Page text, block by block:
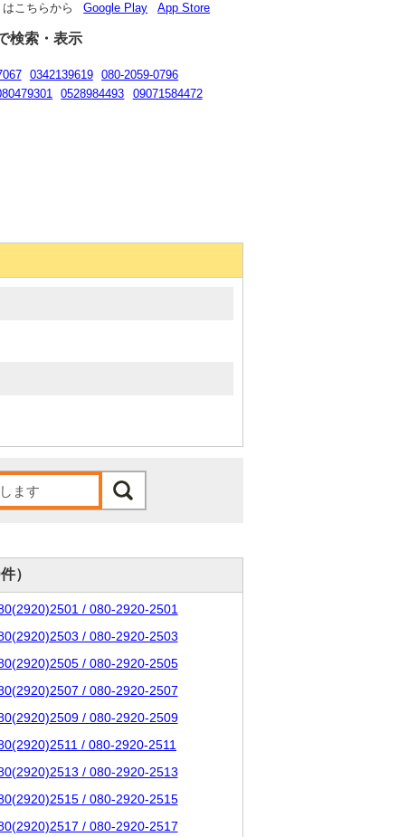
こちらから Google Play App Store
検索・表示
0342139619
080-2059-0796
0528984493
09071584472
）
/ 080-2920-2501
/ 080-2920-2503
/ 080-2920-2505
/ 080-2920-2507
/ 080-2920-2509
/ 080-2920-2511
/ 080-2920-2513
/ 080-2920-2515
/ 080-2920-2517